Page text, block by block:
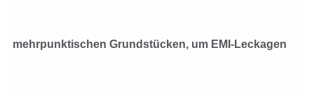
mehrpunktischen Grundstücken, um EMI-Leckagen